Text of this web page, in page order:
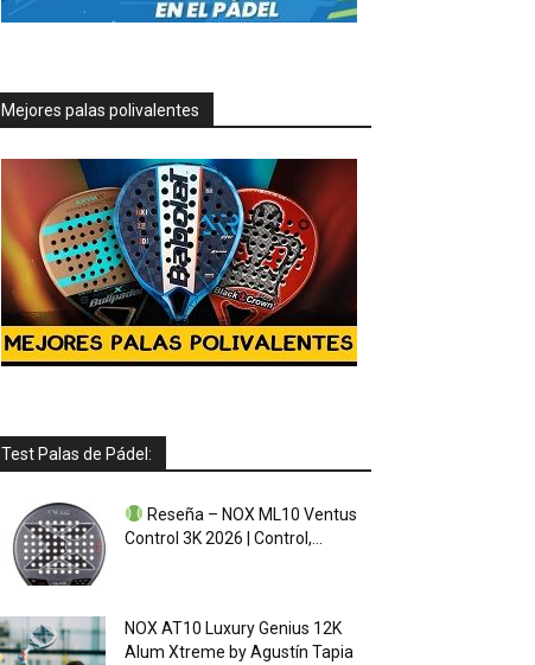
Mejores palas polivalentes
Test Palas de Pádel:
Reseña – NOX ML10 Ventus
Control 3K 2026 | Control,...
NOX AT10 Luxury Genius 12K
Alum Xtreme by Agustín Tapia